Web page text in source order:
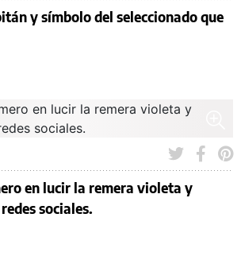
y símbolo del seleccionado que
en lucir la remera violeta y
sociales.